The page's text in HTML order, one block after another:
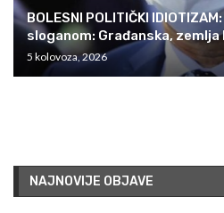
BOLESNI POLITIČKI
sloganom: Građanska, zemlja
5 kolovoza, 2026
NAJNOVIJE OBJAVE